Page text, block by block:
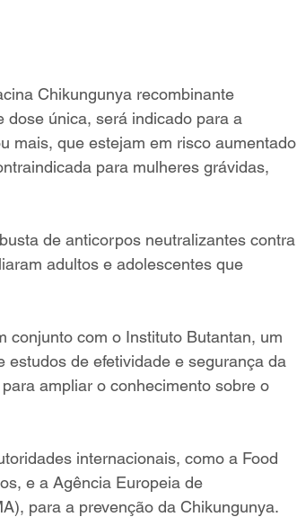
Chikungunya recombinante
dose única, será indicado para a
mais, que estejam em risco aumentado
para mulheres grávidas,
de anticorpos neutralizantes contra
adultos e adolescentes que
conjunto com o Instituto Butantan, um
estudos de efetividade e segurança da
ampliar o conhecimento sobre o
internacionais, como a Food
e a Agência Europeia de
para a prevenção da Chikungunya.